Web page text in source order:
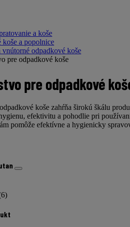
a koše
koše a popolnice
vnútorné odpadkové koše
pre odpadkové koše
pre odpadkové
koše zahŕňa širokú škálu
efektivitu a pohodlie pri
pomôže efektívne a hygienicky
6)